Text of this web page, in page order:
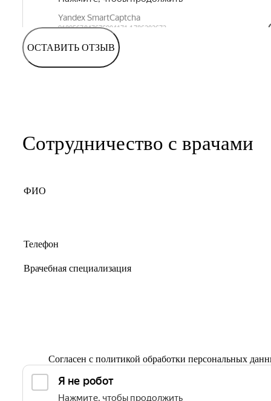
ОСТАВИТЬ ОТЗЫВ
Сотрудничество с врачами
Согласен с политикой обработки персональных